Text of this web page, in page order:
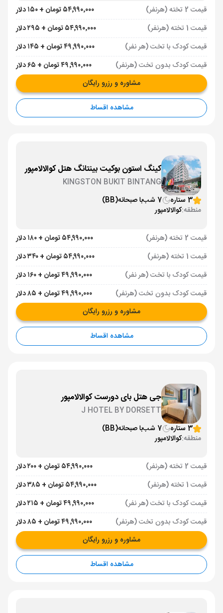
قیمت 2 تخته (هرنفر)
۵۴٬۹۹۰٬۰۰۰ تومان + ۱۵۰ دلار
قیمت 1 تخته (هرنفر)
۵۴٬۹۹۰٬۰۰۰ تومان + ۲۹۵ دلار
قیمت کودک با تخت (هر نفر)
۴۹٬۹۹۰٬۰۰۰ تومان + ۱۴۵ دلار
قیمت کودک بدون تخت (هرنفر)
۴۹٬۹۹۰٬۰۰۰ تومان + ۶۵ دلار
مشاوره و رزرو رایگان
مشاهده اقساط
کینگ استون بوکیت بینتانگ هتل کوالالامپور
KINGSTON BUKIT BINTANG
3 ستاره
7 شب با صبحانه(BB)
منطقه:کوالالامپور
قیمت 2 تخته (هرنفر)
۵۴٬۹۹۰٬۰۰۰ تومان + ۱۸۰ دلار
قیمت 1 تخته (هرنفر)
۵۴٬۹۹۰٬۰۰۰ تومان + ۳۴۰ دلار
قیمت کودک با تخت (هر نفر)
۴۹٬۹۹۰٬۰۰۰ تومان + ۱۶۰ دلار
قیمت کودک بدون تخت (هرنفر)
۴۹٬۹۹۰٬۰۰۰ تومان + ۸۵ دلار
مشاوره و رزرو رایگان
مشاهده اقساط
جی هتل بای دورست کوالالامپور
J HOTEL BY DORSETT
3 ستاره
7 شب با صبحانه(BB)
منطقه:کوالالامپور
قیمت 2 تخته (هرنفر)
۵۴٬۹۹۰٬۰۰۰ تومان + ۲۰۰ دلار
قیمت 1 تخته (هرنفر)
۵۴٬۹۹۰٬۰۰۰ تومان + ۳۸۵ دلار
قیمت کودک با تخت (هر نفر)
۴۹٬۹۹۰٬۰۰۰ تومان + ۲۱۵ دلار
قیمت کودک بدون تخت (هرنفر)
۴۹٬۹۹۰٬۰۰۰ تومان + ۸۵ دلار
مشاوره و رزرو رایگان
مشاهده اقساط